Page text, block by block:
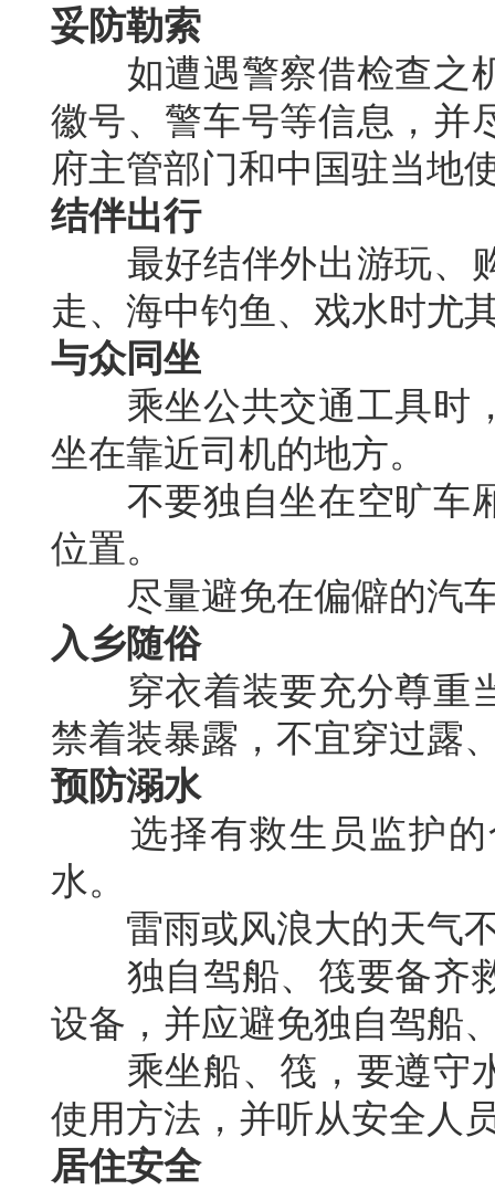
妥防勒索
如遭遇警察借检查之机
徽号、警车号等信息，并
府主管部门和中国驻当地
结伴出行
最好结伴外出游玩、购
走、海中钓鱼、戏水时尤
与众同坐
乘坐公共交通工具时，
坐在靠近司机的地方。
不要独自坐在空旷车厢
位置。
尽量避免在偏僻的汽车
入乡随俗
穿衣着装要充分尊重当
禁着装暴露，不宜穿过露
预防溺水
选择有救生员监护的
水。
雷雨或风浪大的天气
独自驾船、筏要备齐救
设备，并应避免独自驾船
乘坐船、筏，要遵守水
使用方法，并听从安全人
居住安全